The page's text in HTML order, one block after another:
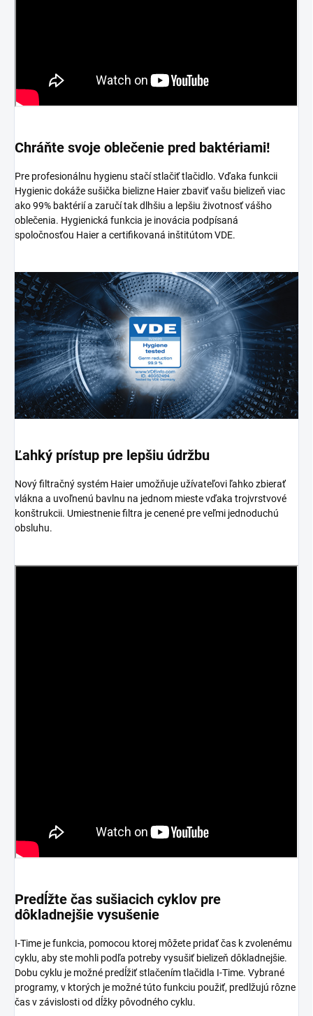
Chráňte svoje oblečenie pred baktériami!
Pre profesionálnu hygienu stačí stlačiť tlačidlo. Vďaka funkcii
Hygienic dokáže sušička bielizne Haier zbaviť vašu bielizeň viac
ako 99% baktérií a zaručí tak dlhšiu a lepšiu životnosť vášho
oblečenia. Hygienická funkcia je inovácia podpísaná
spoločnosťou Haier a certifikovaná inštitútom VDE.
Ľahký prístup pre lepšiu údržbu
Nový filtračný systém Haier umožňuje užívateľovi ľahko zbierať
vlákna a uvoľnenú bavlnu na jednom mieste vďaka trojvrstvové
konštrukcii. Umiestnenie filtra je cenené pre veľmi jednoduchú
obsluhu.
Predĺžte čas sušiacich cyklov pre
dôkladnejšie vysušenie
I-Time je funkcia, pomocou ktorej môžete pridať čas k zvolenému
cyklu, aby ste mohli podľa potreby vysušiť bielizeň dôkladnejšie.
Dobu cyklu je možné predĺžiť stlačením tlačidla I-Time. Vybrané
programy, v ktorých je možné túto funkciu použiť, predlžujú rôzne
čas v závislosti od dĺžky pôvodného cyklu.